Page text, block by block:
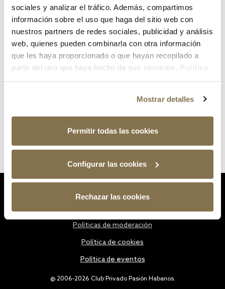
sociales y analizar el tráfico. Además, compartimos
información sobre el uso que haga del sitio web con
nuestros partners de redes sociales, publicidad y análisis
web, quienes pueden combinarla con otra información
que les haya proporcionado o que hayan recopilado a
partir del uso que haya hecho de sus servicios. Política
Mostrar detalles
Permitir todas las cookies
Configurar las cookies
Rechazar las cookies
¿Has olvidado tu contraseña?
@ 2006-2026 Club Privado Pasión Habanos.
Políticas de moderación
Política de cookies
Política de eventos